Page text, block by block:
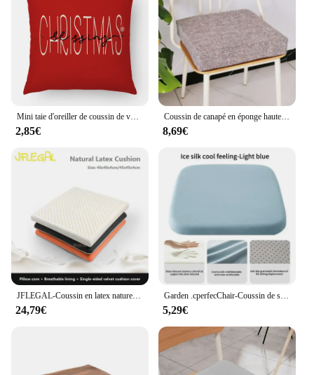
Mini taie d'oreiller de coussin de voiture de Noël, arbre de Noël, petit cerf festif, oreiller transfrontalier en lin rouge
2,85€
Coussin de canapé en éponge haute densité, Polymères de fenêtre en bois massif de séquoia, hypothécaire ami, Chaise, Lin, Grill, Carré, Épaisseur 5-8cm
8,69€
JFLEGAL-Coussin en latex naturel thaïlandais, carré lavable, pour chaise de bureau, 40x40/45x45cm
24,79€
Garden .cperfecChair-Coussin de siège ergonomique en coton à mémoire de forme, coussin de siège de chaise de bureau, Hem15/2018 id
5,29€